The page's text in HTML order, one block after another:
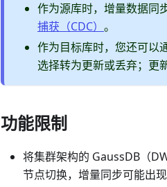
作为源库时，增量数据同
捕获（CDC） 。
作为目标库时，您还可以
选择转为更新或丢弃；更
功能限制
将集群架构的 GaussDB（
节点切换，增量同步可能出现